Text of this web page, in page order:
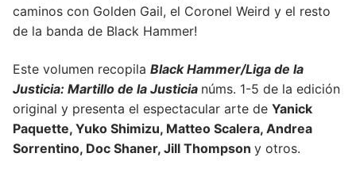
caminos con Golden Gail, el Coronel Weird y el resto
de la banda de Black Hammer!
Este volumen recopila Black Hammer/Liga de la
Justicia: Martillo de la Justicia núms. 1-5 de la edición
original y presenta el espectacular arte de Yanick
Paquette, Yuko Shimizu, Matteo Scalera, Andrea
Sorrentino, Doc Shaner, Jill Thompson y otros.